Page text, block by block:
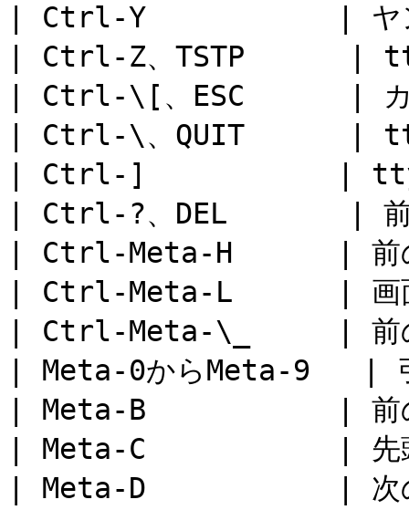
| Ctrl-Y           | ヤ
| Ctrl-Z、TSTP      |
| Ctrl-\[、ESC      | カ
| Ctrl-\、QUIT      |
| Ctrl-]           | tty
| Ctrl-?、DEL       |
| Ctrl-Meta-H      | 前
| Ctrl-Meta-L      |
| Ctrl-Meta-\_     | 前
| Meta-0からMeta-9
| Meta-B           |
| Meta-C           | 先
| Meta-D           | 次